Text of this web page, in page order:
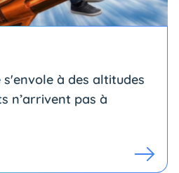
s'envole à des altitudes
n’arrivent pas à